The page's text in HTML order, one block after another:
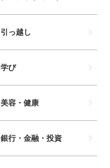
引っ越し
学び
美容・健康
銀行・金融・投資